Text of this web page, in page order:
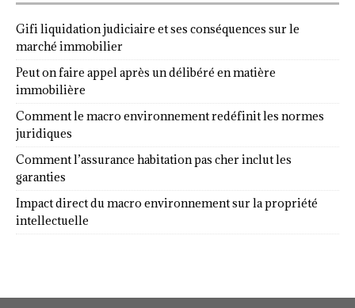
Gifi liquidation judiciaire et ses conséquences sur le
marché immobilier
Peut on faire appel après un délibéré en matière
immobilière
Comment le macro environnement redéfinit les normes
juridiques
Comment l’assurance habitation pas cher inclut les
garanties
Impact direct du macro environnement sur la propriété
intellectuelle